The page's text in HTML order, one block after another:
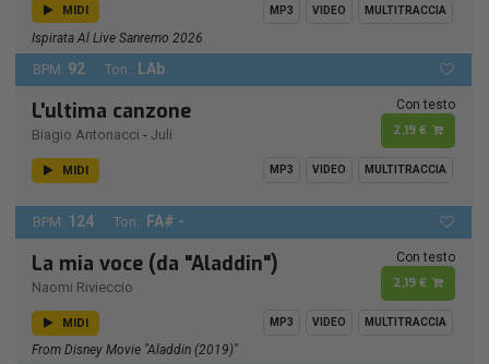
MIDI MP3 VIDEO MULTITRACCIA
Ispirata Al Live Sanremo 2026
BPM: 92 Ton.: LAb
L'ultima canzone
Biagio Antonacci - Juli
Con testo
2,19 €
MIDI MP3 VIDEO MULTITRACCIA
BPM: 124 Ton.: FA# -
La mia voce (da "Aladdin")
Naomi Rivieccio
Con testo
2,19 €
MIDI MP3 VIDEO MULTITRACCIA
From Disney Movie "Aladdin (2019)"